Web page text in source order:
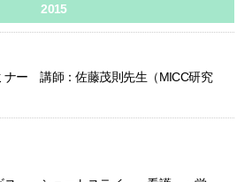
2015
ナー 講師：佐藤茂則先生（MICC研究